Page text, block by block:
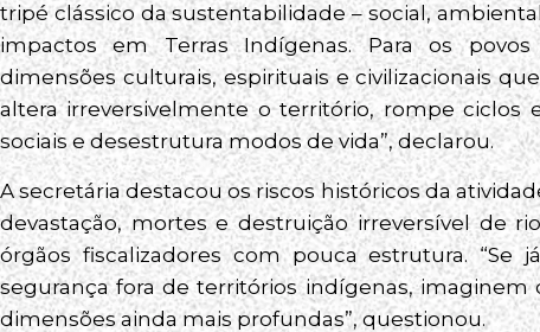
tripé clássico da sustentabilidade – social,
impactos em Terras Indígenas. Para os
dimensões culturais, espirituais e civilizacionais
altera irreversivelmente o território, rompe ciclos
sociais e desestrutura modos de vida”, declarou.
A secretária destacou os riscos históricos da
devastação, mortes e destruição irreversível de
órgãos fiscalizadores com pouca estrutura.
segurança fora de territórios indígenas,
dimensões ainda mais profundas”, questionou.